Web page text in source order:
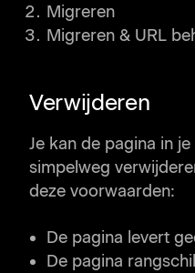
Migreren
Migreren & URL
Verwijderen
Je kan de pagina in
simpelweg
deze voorwaarden:
De pagina levert
De pagina